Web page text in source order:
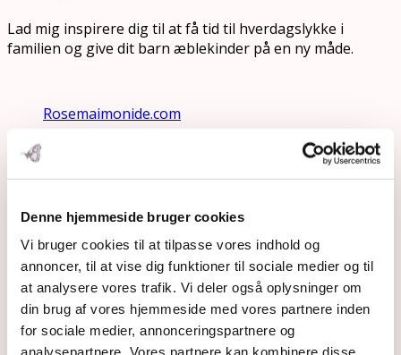
Denne hjemmeside bruger cookies
Vi bruger cookies til at tilpasse vores indhold og
annoncer, til at vise dig funktioner til sociale medier og til
at analysere vores trafik. Vi deler også oplysninger om
din brug af vores hjemmeside med vores partnere inden
for sociale medier, annonceringspartnere og
analysepartnere. Vores partnere kan kombinere disse
Lad mig inspirere dig til at få tid til hverdagslykke i
familien og give dit barn æblekinder på en ny måde.
Rosemaimonide.com
Search